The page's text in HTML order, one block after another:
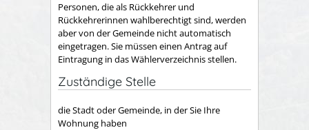
Personen, die als Rückkehrer und
Rückkehrerinnen wahlberechtigt sind, werden
aber von der Gemeinde nicht automatisch
eingetragen. Sie müssen einen Antrag auf
Eintragung in das Wählerverzeichnis stellen.
Zuständige Stelle
die Stadt oder Gemeinde, in der Sie Ihre
Wohnung haben